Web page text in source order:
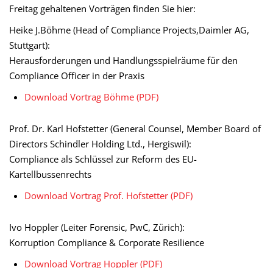
Freitag gehaltenen Vorträgen finden Sie hier:
Heike J.Böhme (Head of Compliance Projects,Daimler AG,
Stuttgart):
Herausforderungen und Handlungsspielräume für den
Compliance Officer in der Praxis
Download Vortrag Böhme (PDF)
Prof. Dr. Karl Hofstetter (General Counsel, Member Board of
Directors Schindler Holding Ltd., Hergiswil):
Compliance als Schlüssel zur Reform des EU-
Kartellbussenrechts
Download Vortrag Prof. Hofstetter (PDF)
Ivo Hoppler (Leiter Forensic, PwC, Zürich):
Korruption Compliance & Corporate Resilience
Download Vortrag Hoppler (PDF)